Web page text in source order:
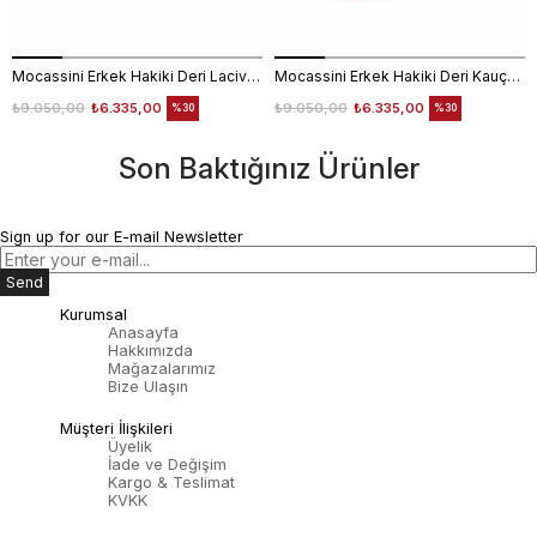
Mocassini Erkek Hakiki Deri Lacivert Spor & Sneaker Ayakkabı
₺6.335,00
₺9.050,00 %30
Mocassini Erkek Hakiki Deri Kauçuk Taban Siyah - Gri Spor & Sneaker Ayakkabı
₺6.335,00
₺9.050,00 %30
Son Baktığınız Ürünler
Sign up for our E-mail Newsletter
Send
Kurumsal
Anasayfa
Hakkımızda
Mağazalarımız
Bize Ulaşın
Müşteri İlişkileri
Üyelik
İade ve Değişim
Kargo & Teslimat
KVKK